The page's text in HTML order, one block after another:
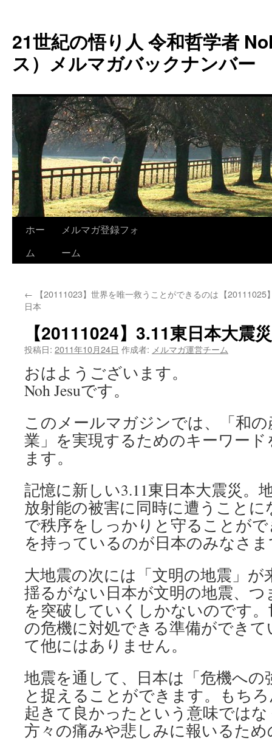
テ
ン
ツ
へ
キ
ッ
プ
21世紀の悟り人 令和哲学者
ス）メルマガバックナンバー
ホー
ム
メルマガ登録フォ
ーム
← 【20111023】世界を唯一救うことができるのは
日本
【
【20111024】3.11東日本大震
投稿日: 2011年10月24日 作成者: メルマガ運営チーム
おはようございます。
Noh Jesuです。
このメールマガジンでは、「和
業」を実現するためのキーワー
ます。
記憶に新しい3.11東日本大震災。
放射能の被害に同時に遭うこと
で秩序をしっかりと守ることが
を持っているのが日本のみなさ
大地震の次には「文明の地震」
揺るがない日本が文明の地震、つ
を突破していくしかないのです
の危機に対処できる準備ができ
て他にはありません。
地震を通して、日本は「危機へ
と捉えることができます。もち
起きて良かったという意味では
方々の痛みや悲しみに報いるた